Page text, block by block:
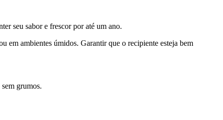
seu sabor e frescor por até um ano.
em ambientes úmidos. Garantir que o recipiente esteja bem
grumos.